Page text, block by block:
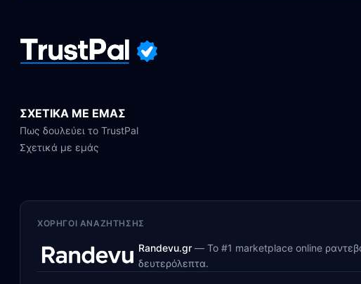
ΣΧΕΤΙΚΑ ΜΕ ΕΜΑΣ
Πως δουλεύει το TrustPal
Σχετικά με εμάς
ΧΟΡΗΓΟΊ ΑΝΑΖΉΤΗΣΗΣ
Randevu.gr — Το #1 marketplace online
δευτερόλεπτα.